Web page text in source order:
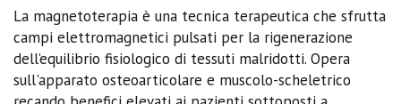
La magnetoterapia è una tecnica terapeutica che sfrutta
campi elettromagnetici pulsati per la rigenerazione
dell’equilibrio fisiologico di tessuti malridotti. Opera
sull'apparato osteoarticolare e muscolo-scheletrico